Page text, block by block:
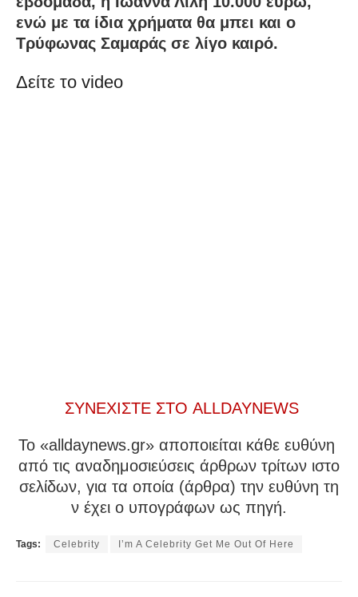
ενώ με τα ίδια χρήματα θα μπει και ο
Τρύφωνας Σαμαράς σε λίγο καιρό.
Δείτε το video
ΣΥΝΕΧΙΣΤΕ ΣΤΟ ALLDAYNEWS
To «alldaynews.gr» αποποιείται κάθε ευθύνη
από τις αναδημοσιεύσεις άρθρων τρίτων ιστο
σελίδων, για τα οποία (άρθρα) την ευθύνη τη
ν έχει ο υπογράφων ως πηγή.
Tags: Celebrity I’m A Celebrity Get Me Out Of Here